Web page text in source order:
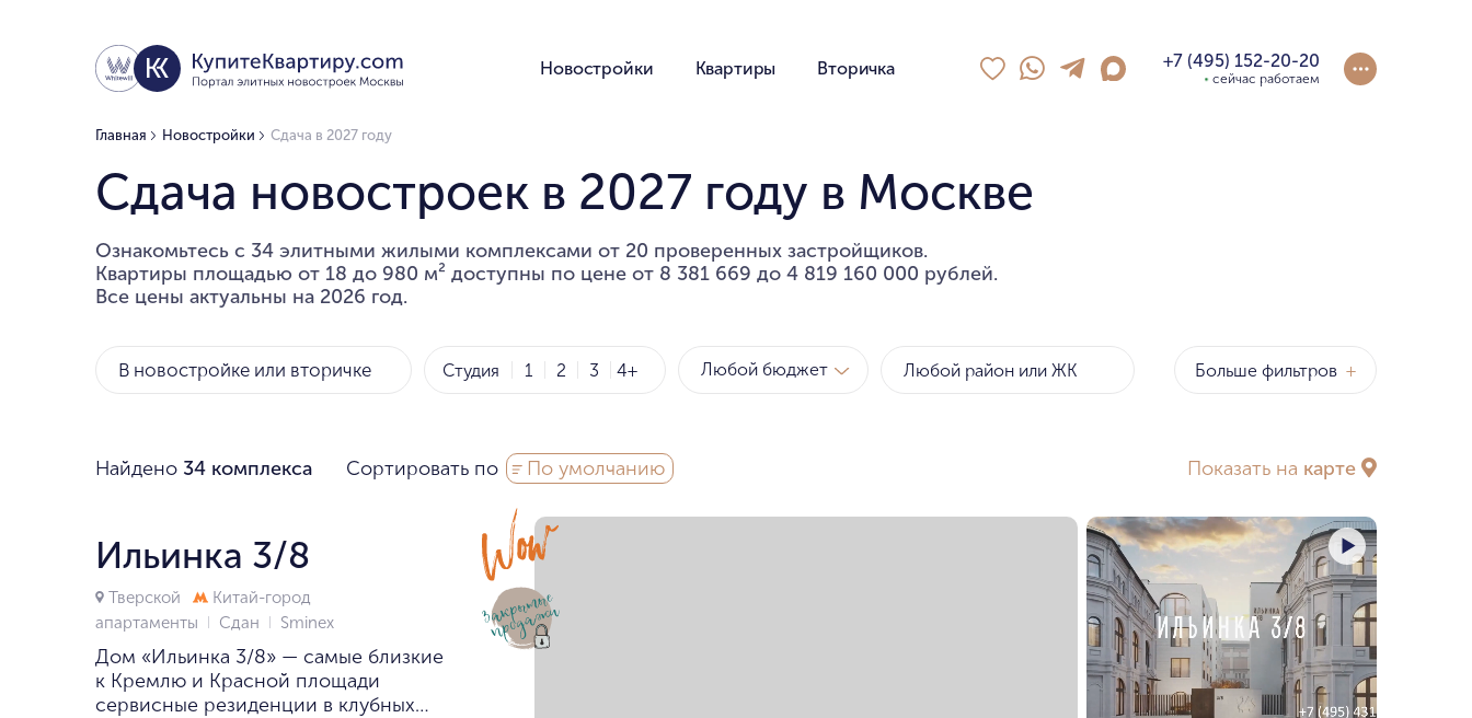
Новостройки Квартиры Вторичка +7 (495) 152-20-20
сейчас работаем
Главная Новостройки Сдача в 2027 году
Сдача новостроек в 2027 году в Москве
Ознакомьтесь с 34 элитными жилыми комплексами от 20 проверенных застройщиков.
Квартиры площадью от 18 до 980 м² доступны по цене от 8 381 669 до 4 819 160 000 рублей.
Все цены актуальны на 2026 год.
В новостройке или вторичке Студия 1 2 3 4+ Любой бюджет Больше фильтров +
Найдено 34 комплекса Сортировать по По умолчанию Показать на карте
Ильинка 3/8
Тверской
Китай-город
апартаменты
Сдан Smineх
Дом «Ильинка 3/8» — самые близкие
к Кремлю и Красной площади
сервисные резиденции в клубных